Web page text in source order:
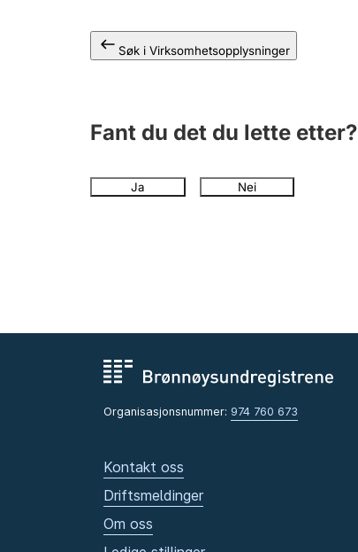
Søk i Virksomhetsopplysninger
Fant du det du lette etter?
Ja Nei
Organisasjonsnummer: 974 760 673
Kontakt oss
Driftsmeldinger
Om oss